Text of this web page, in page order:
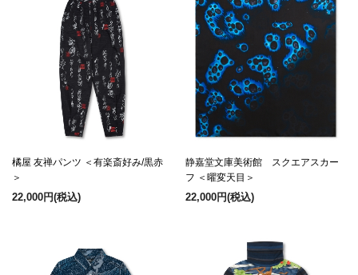
橘屋 友禅パンツ ＜有楽斎好み/黒赤
＞
22,000円(税込)
静嘉堂文庫美術館 スクエアスカー
フ ＜曜変天目＞
22,000円(税込)